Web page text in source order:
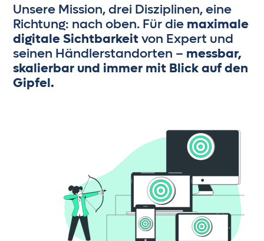
Unsere Mission, drei Disziplinen, eine
Richtung: nach oben. Für die maximale
digitale Sichtbarkeitvon Expert und
seinen Händlerstandorten – messbar,
skalierbar und immer mit Blick auf den
Gipfel.